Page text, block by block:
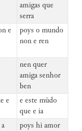
amigas que
serra
e
poys o mundo
non e ren
nen quer
amiga senhor
ben
e
e este mūdo
que e ia
poys hi amor